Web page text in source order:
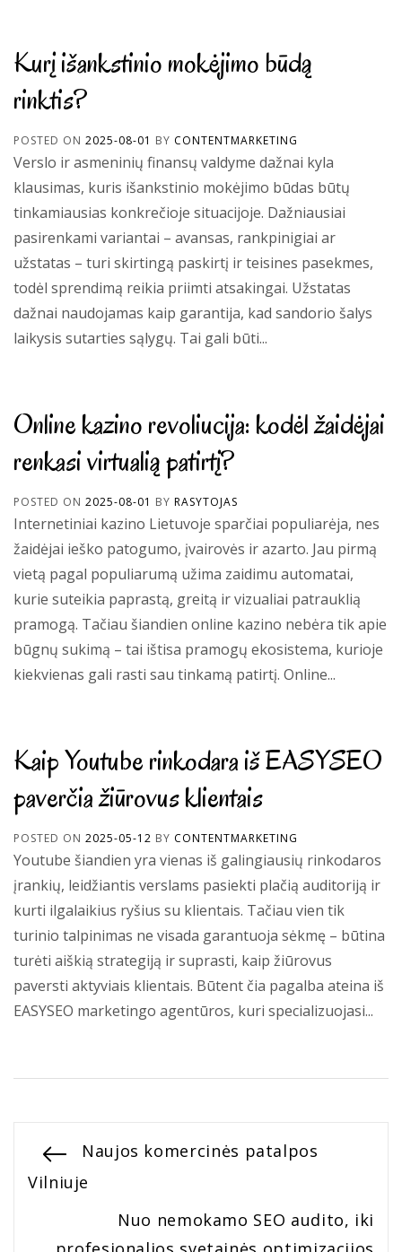
Kurį išankstinio mokėjimo būdą
rinktis?
POSTED ON 2025-08-01 BY CONTENTMARKETING
Verslo ir asmeninių finansų valdyme dažnai kyla
klausimas, kuris išankstinio mokėjimo būdas būtų
tinkamiausias konkrečioje situacijoje. Dažniausiai
pasirenkami variantai – avansas, rankpinigiai ar
užstatas – turi skirtingą paskirtį ir teisines pasekmes,
todėl sprendimą reikia priimti atsakingai. Užstatas
dažnai naudojamas kaip garantija, kad sandorio šalys
laikysis sutarties sąlygų. Tai gali būti...
Online kazino revoliucija: kodėl žaidėjai
renkasi virtualią patirtį?
POSTED ON 2025-08-01 BY RASYTOJAS
Internetiniai kazino Lietuvoje sparčiai populiarėja, nes
žaidėjai ieško patogumo, įvairovės ir azarto. Jau pirmą
vietą pagal populiarumą užima zaidimu automatai,
kurie suteikia paprastą, greitą ir vizualiai patrauklią
pramogą. Tačiau šiandien online kazino nebėra tik apie
būgnų sukimą – tai ištisa pramogų ekosistema, kurioje
kiekvienas gali rasti sau tinkamą patirtį. Online...
Kaip Youtube rinkodara iš EASYSEO
paverčia žiūrovus klientais
POSTED ON 2025-05-12 BY CONTENTMARKETING
Youtube šiandien yra vienas iš galingiausių rinkodaros
įrankių, leidžiantis verslams pasiekti plačią auditoriją ir
kurti ilgalaikius ryšius su klientais. Tačiau vien tik
turinio talpinimas ne visada garantuoja sėkmę – būtina
turėti aiškią strategiją ir suprasti, kaip žiūrovus
paversti aktyviais klientais. Būtent čia pagalba ateina iš
EASYSEO marketingo agentūros, kuri specializuojasi...
Navigacija
tarp
Previous
post:
Naujos komercinės patalpos
Vilniuje
Next
Nuo nemokamo SEO audito, iki